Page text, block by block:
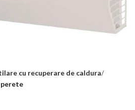
cu recuperare de caldura